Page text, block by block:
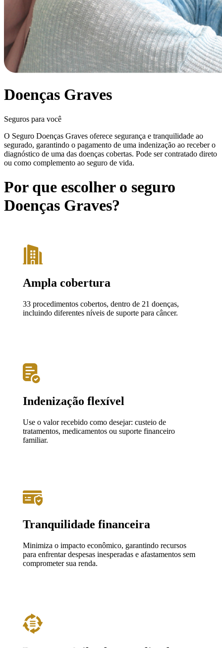
Doenças Graves
Seguros para você
O Seguro Doenças Graves oferece segurança e tranquilidade ao
segurado, garantindo o pagamento de uma indenização ao receber o
diagnóstico de uma das doenças cobertas. Pode ser contratado direto
ou como complemento ao seguro de vida.
Por que escolher o seguro
Doenças Graves?
Ampla cobertura
33 procedimentos cobertos, dentro de 21 doenças,
incluindo diferentes níveis de suporte para câncer.
Indenização flexível
Use o valor recebido como desejar: custeio de
tratamentos, medicamentos ou suporte financeiro
familiar.
Tranquilidade financeira
Minimiza o impacto econômico, garantindo recursos
para enfrentar despesas inesperadas e afastamentos sem
comprometer sua renda.